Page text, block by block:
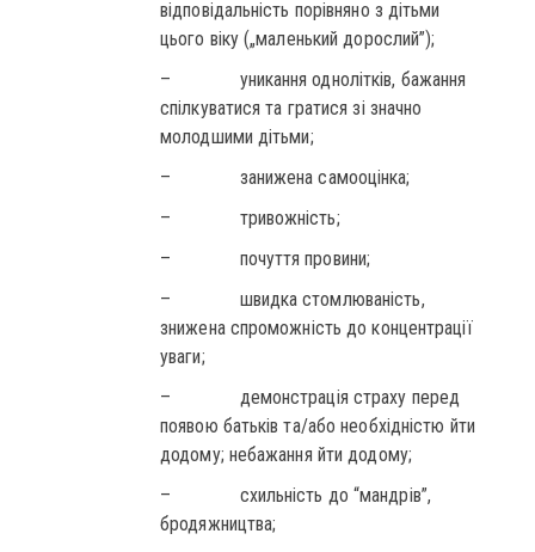
відповідальність порівняно з дітьми
цього віку („маленький дорослий”);
– уникання однолітків, бажання
спілкуватися та гратися зі значно
молодшими дітьми;
– занижена самооцінка;
– тривожність;
– почуття провини;
– швидка стомлюваність,
знижена спроможність до концентрації
уваги;
– демонстрація страху перед
появою батьків та/або необхідністю йти
додому; небажання йти додому;
– схильність до “мандрів”,
бродяжництва;